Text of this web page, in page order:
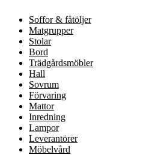
Soffor & fåtöljer
Matgrupper
Stolar
Bord
Trädgårdsmöbler
Hall
Sovrum
Förvaring
Mattor
Inredning
Lampor
Leverantörer
Möbelvård